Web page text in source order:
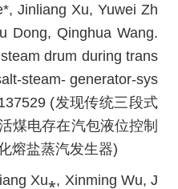
Jinliang Xu, Yuwei Zh
Dong, Qinghua Wang.
drum during trans
steam- generator-sys
(发现传统三段式
煤电存在汽包液位控制
熔盐蒸汽发生器)
Xu⁎, Xinming Wu, J